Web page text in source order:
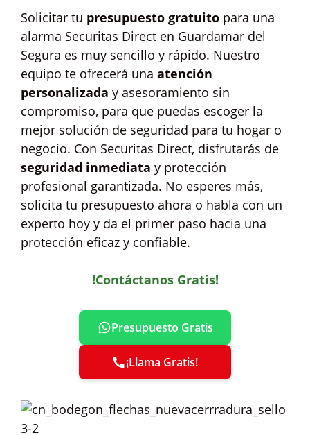
Solicitar tu presupuesto gratuito para una
alarma Securitas Direct en Guardamar del
Segura es muy sencillo y rápido. Nuestro
equipo te ofrecerá una atención
personalizada y asesoramiento sin
compromiso, para que puedas escoger la
mejor solución de seguridad para tu hogar o
negocio. Con Securitas Direct, disfrutarás de
seguridad inmediata y protección
profesional garantizada. No esperes más,
solicita tu presupuesto ahora o habla con un
experto hoy y da el primer paso hacia una
protección eficaz y confiable.
!Contáctanos Gratis!
Presupuesto Gratis
¡Llama Gratis!